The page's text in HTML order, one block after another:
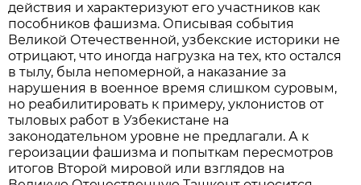
действия и характеризуют его участников как
пособников фашизма. Описывая события
Великой Отечественной, узбекские историки не
отрицают, что иногда нагрузка на тех, кто остался
в тылу, была непомерной, а наказание за
нарушения в военное время слишком суровым,
но реабилитировать к примеру, уклонистов от
тыловых работ в Узбекистане на
законодательном уровне не предлагали. А к
героизации фашизма и попыткам пересмотров
итогов Второй мировой или взглядов на